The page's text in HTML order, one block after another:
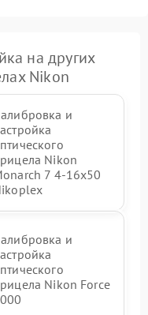
на других
Nikon
и
Nikon
7 4-16x50
и
Nikon Force